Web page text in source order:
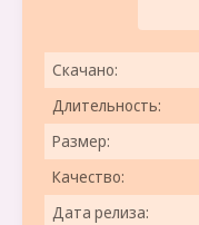
Скачано:
Длительность:
Размер:
Качество:
Дата релиза: